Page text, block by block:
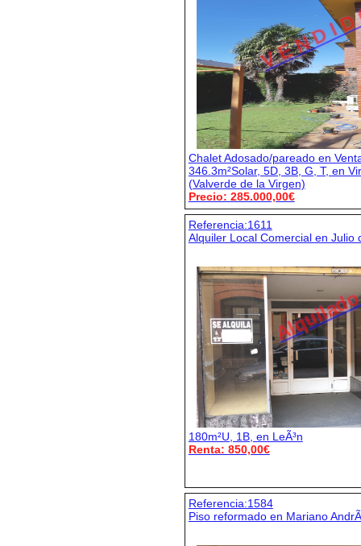
V E N D I
Chalet Adosado/pareado en
346.3m²Solar, 5D, 3B, G, T, en
(Valverde de la Virgen)
Precio: 285.000,00€
Referencia:1611
Alquiler Local Comercial en Julio
180m²U, 1B, en LeÃ³n
Renta: 850,00€
Referencia:1584
Piso reformado en Mariano